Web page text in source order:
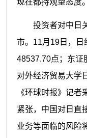
投资者对中日
市。11月19日，日
48537.70点；东证
对外经济贸易大学
《环球时报》记
紧张，中国对日直
业务等面临的风险